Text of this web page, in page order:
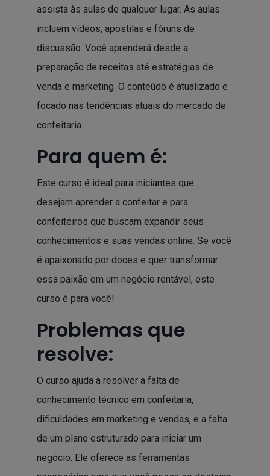
assista às aulas de qualquer lugar. As aulas
incluem vídeos, apostilas e fóruns de
discussão. Você aprenderá desde a
preparação de receitas até estratégias de
venda e marketing. O conteúdo é atualizado e
focado nas tendências atuais do mercado de
confeitaria.
Para quem é:
Este curso é ideal para iniciantes que
desejam aprender a confeitar e para
confeiteiros que buscam expandir seus
conhecimentos e suas vendas online. Se você
é apaixonado por doces e quer transformar
essa paixão em um negócio rentável, este
curso é para você!
Problemas que
resolve:
O curso ajuda a resolver a falta de
conhecimento técnico em confeitaria,
dificuldades em marketing e vendas, e a falta
de um plano estruturado para iniciar um
negócio. Ele oferece as ferramentas